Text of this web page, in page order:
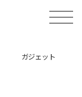
toggle
ガジェット